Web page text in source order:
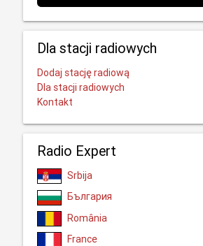
Dla stacji radiowych
Dodaj stację radiową
Dla stacji radiowych
Kontakt
Radio Expert
Srbija
България
România
France